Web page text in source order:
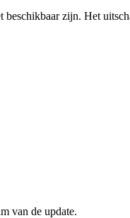
zijn. Het
van de update.